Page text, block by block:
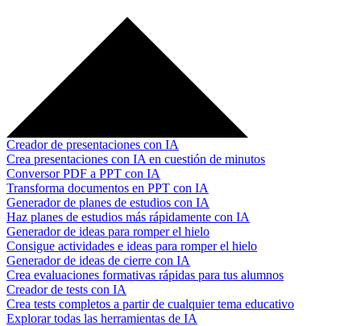
Creador de presentaciones con IA
Crea presentaciones con IA en cuestión de minutos
Conversor PDF a PPT con IA
Transforma documentos en PPT con IA
Generador de planes de estudios con IA
Haz planes de estudios más rápidamente con IA
Generador de ideas para romper el hielo
Consigue actividades e ideas para romper el hielo
Generador de ideas de cierre con IA
Crea evaluaciones formativas rápidas para tus alumnos
Creador de tests con IA
Crea tests completos a partir de cualquier tema educativo
Explorar todas las herramientas de IA